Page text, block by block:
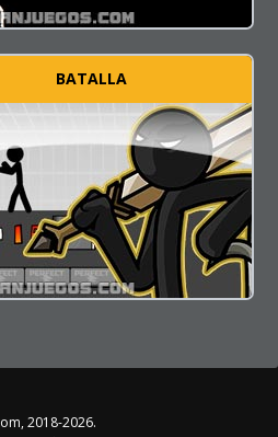
BATALLA
, 2018-2026.